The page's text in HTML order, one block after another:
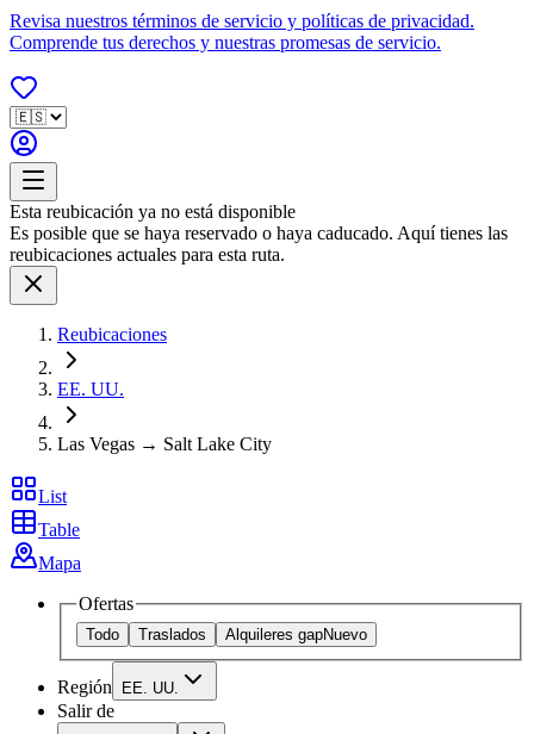
Revisa nuestros términos de servicio y políticas de privacidad.
Comprende tus derechos y nuestras promesas de servicio.
Esta reubicación ya no está disponible
Es posible que se haya reservado o haya caducado. Aquí tienes las
reubicaciones actuales para esta ruta.
Reubicaciones
EE. UU.
Las Vegas → Salt Lake City
List
Table
Mapa
Ofertas
Todo Traslados Alquileres gapNuevo
Región EE. UU.
Salir de